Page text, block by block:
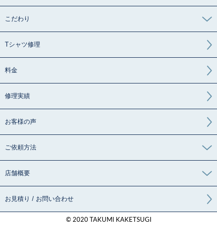
こだわり
Tシャツ修理
料金
修理実績
お客様の声
ご依頼方法
店舗概要
お見積り / お問い合わせ
© 2020 TAKUMI KAKETSUGI